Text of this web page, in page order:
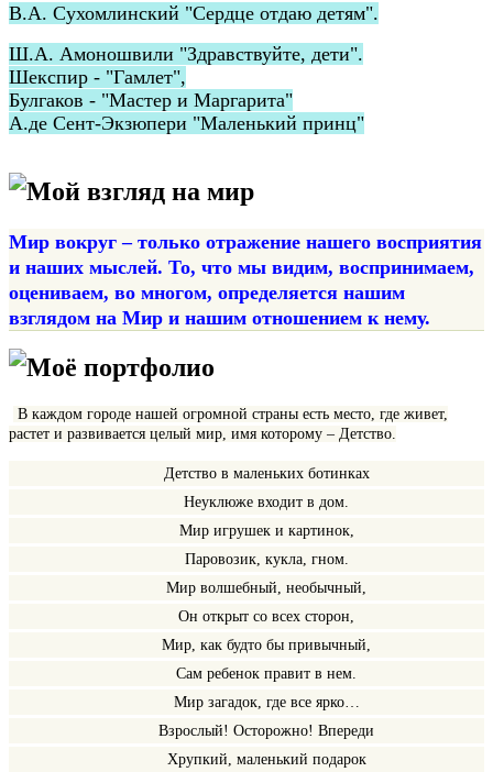
В.А. Сухомлинский "Сердце отдаю детям".
Ш.А. Амоношвили "Здравствуйте, дети".
Шекспир - "Гамлет",
Булгаков - "Мастер и Маргарита"
А.де Сент-Экзюпери "Маленький принц"
Мой взгляд на мир
Мир вокруг – только отражение нашего восприятия
и наших мыслей. То, что мы видим, воспринимаем,
оцениваем, во многом, определяется нашим
взглядом на Мир и нашим отношением к нему.
Моё портфолио
В каждом городе нашей огромной страны есть место, где живет,
растет и развивается целый мир, имя которому – Детство.
Детство в маленьких ботинках
Неуклюже входит в дом.
Мир игрушек и картинок,
Паровозик, кукла, гном.
Мир волшебный, необычный,
Он открыт со всех сторон,
Мир, как будто бы привычный,
Сам ребенок правит в нем.
Мир загадок, где все ярко…
Взрослый! Осторожно! Впереди
Хрупкий, маленький подарок